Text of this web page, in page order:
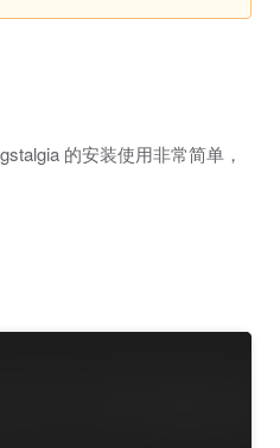
的安装使用非常简单，